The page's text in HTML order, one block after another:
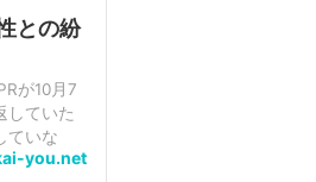
との紛
が10月7
していた
ていな
エイ...
you.net